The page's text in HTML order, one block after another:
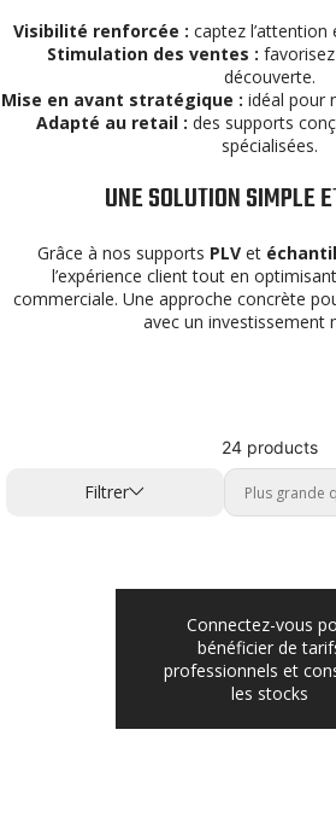
Visibilité renforcée : captez
Stimulation des ventes :
découverte.
Mise en avant stratégique : idéal pour
Adapté au retail : des supports
spécialisées.
UNE SOLUTION SIMPLE
Grâce à nos supports PLV et
l’expérience client tout en
commerciale. Une approche concrète
avec un investissement
24 products
Filtrer
Connectez-vous
bénéficier de
professionnels et
les stocks